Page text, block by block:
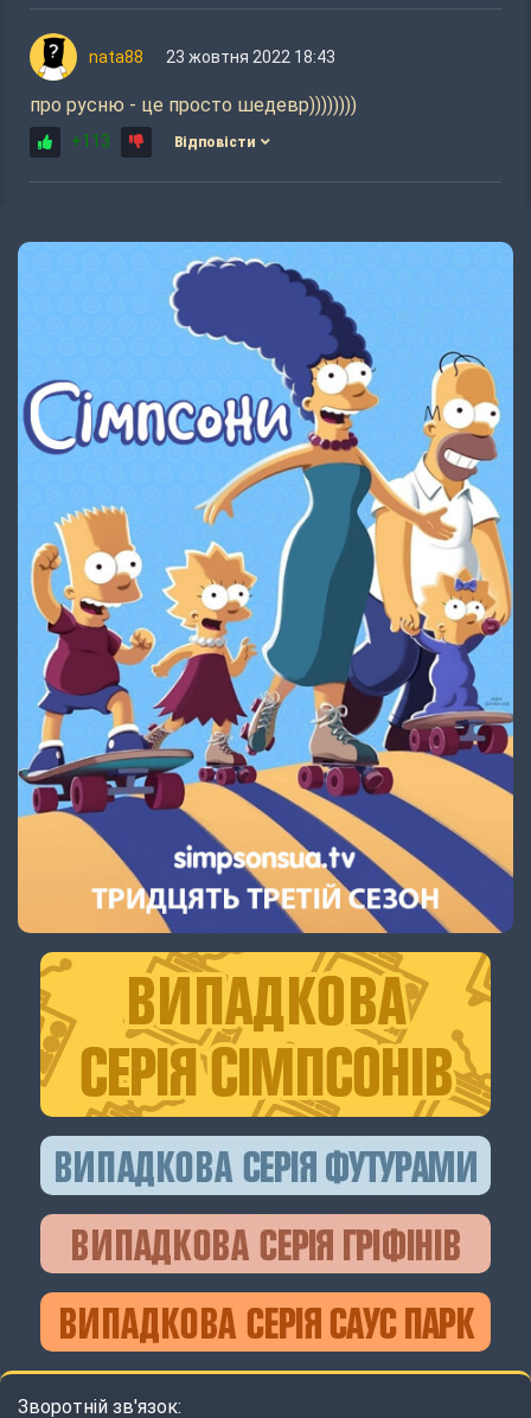
nata88 23 жовтня 2022 18:43
про русню - це просто шедевр))))))))
+113 Відповісти
Зворотній зв'язок: